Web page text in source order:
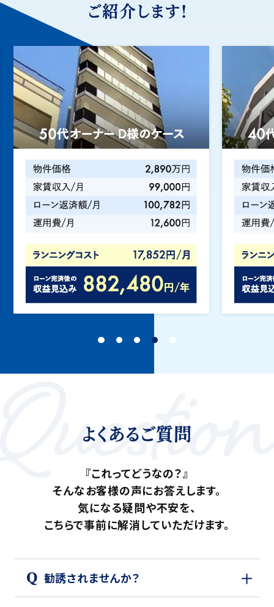
『これってどうなの？』
そんなお客様の声にお答えします。
気になる疑問や不安を、
こちらで事前に解消していただけます。
勧誘されませんか？